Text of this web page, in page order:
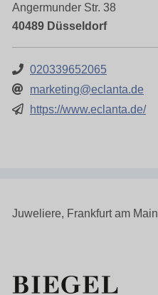
Angermunder Str. 38
40489 Düsseldorf
020339652065
marketing@eclanta.de
https://www.eclanta.de/
Juweliere, Frankfurt am Main